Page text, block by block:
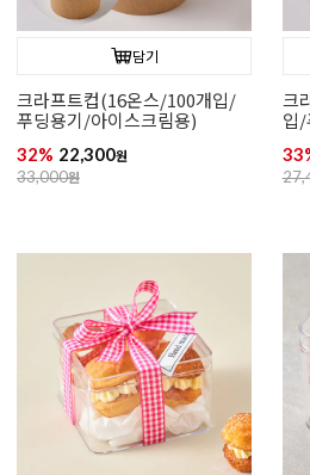
담기
크라프트컵(16온스/100개입/
푸딩용기/아이스크림용)
32% 22,300원
33,000원
크
입/